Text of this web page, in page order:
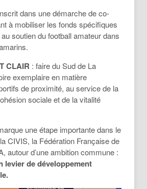
dans une démarche de co-
à mobiliser les fonds spécifiques
soutien du football amateur dans
CLAIR : faire du Sud de La
exemplaire en matière
de proximité, au service de la
sociale et de la vitalité
une étape importante dans le
CIVIS, la Fédération Française de
autour d’une ambition commune :
levier de développement